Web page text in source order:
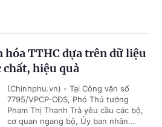
hóa TTHC dựa trên dữ liệu
chất, hiệu quả
(Chinhphu.vn) - Tại Công văn số
7795/VPCP-CĐS, Phó Thủ tướng
Phạm Thị Thanh Trà yêu cầu các bộ,
cơ quan ngang bộ, Ủy ban nhân...